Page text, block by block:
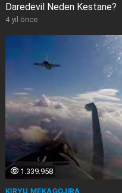
Daredevil Neden Kestane?
4 yıl önce
1.339.958
KIRYU MEKAGOJIRA